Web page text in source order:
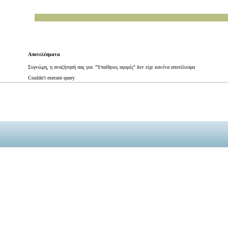
Αποτελέσματα
Συγνώμη, η αναζήτησή σας για: "Υπαίθριες αγορές" δεν είχε κανένα αποτέλεσμα
Couldn't execute query